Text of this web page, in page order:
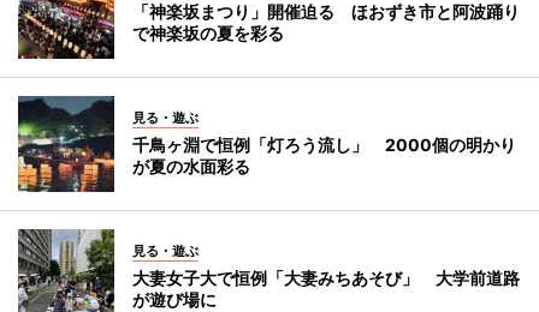
「神楽坂まつり」開催迫る ほおずき市と阿波踊り
で神楽坂の夏を彩る
見る・遊ぶ
千鳥ヶ淵で恒例「灯ろう流し」 2000個の明かり
が夏の水面彩る
見る・遊ぶ
大妻女子大で恒例「大妻みちあそび」 大学前道路
が遊び場に